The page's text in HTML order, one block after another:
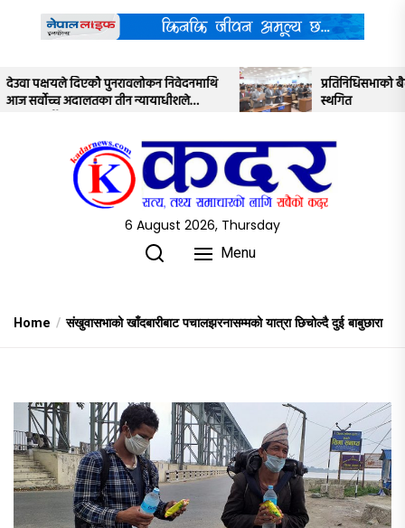
content
प्रतिनिधिसभाको बैठक साउन २२ गतेसम्मका लागि
स्थगित
6 August 2026, Thursday
Menu
Home संखुवासभाको खाँदबारीबाट पचालझरनासम्मको यात्रा छिचोल्दै दुई बाबुछारा